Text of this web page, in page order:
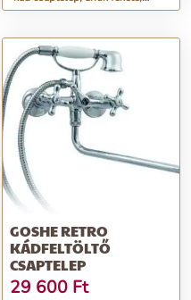
bambusz stílusú
GOSHE RETRO
KÁDFELTÖLTŐ
CSAPTELEP
29 600 Ft